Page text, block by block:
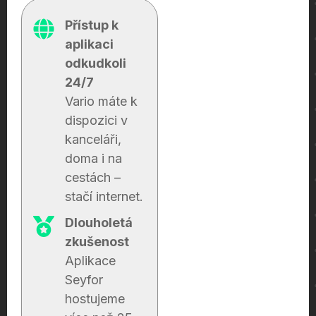
Přístup k
aplikaci
odkudkoli
24/7
Vario máte k
dispozici v
kanceláři,
doma i na
cestách –
stačí internet.
Dlouholetá
zkušenost
Aplikace
Seyfor
hostujeme